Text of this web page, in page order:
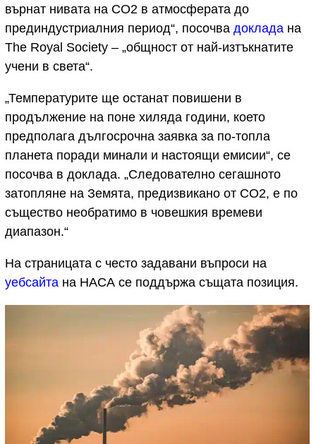
върнат нивата на CO2 в атмосферата до
прединдустриалния период“, посочва доклада на
The Royal Society – „общност от най-изтъкнатите
учени в света“.
„Температурите ще останат повишени в
продължение на поне хиляда години, което
предполага дългосрочна заявка за по-топла
планета поради минали и настоящи емисии“, се
посочва в доклада. „Следователно сегашното
затопляне на Земята, предизвикано от CO2, е по
същество необратимо в човешкия времеви
диапазон.“
На страницата с често задавани въпроси на
уебсайта на НАСА се поддържа същата позиция.